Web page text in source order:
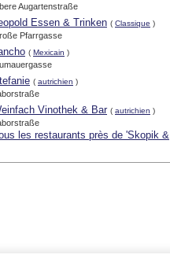
Augartenstraße
Essen & Trinken ( Classique )
Pfarrgasse
( Mexicain )
( autrichien )
Vinothek & Bar ( autrichien )
les restaurants près de 'Skopik &